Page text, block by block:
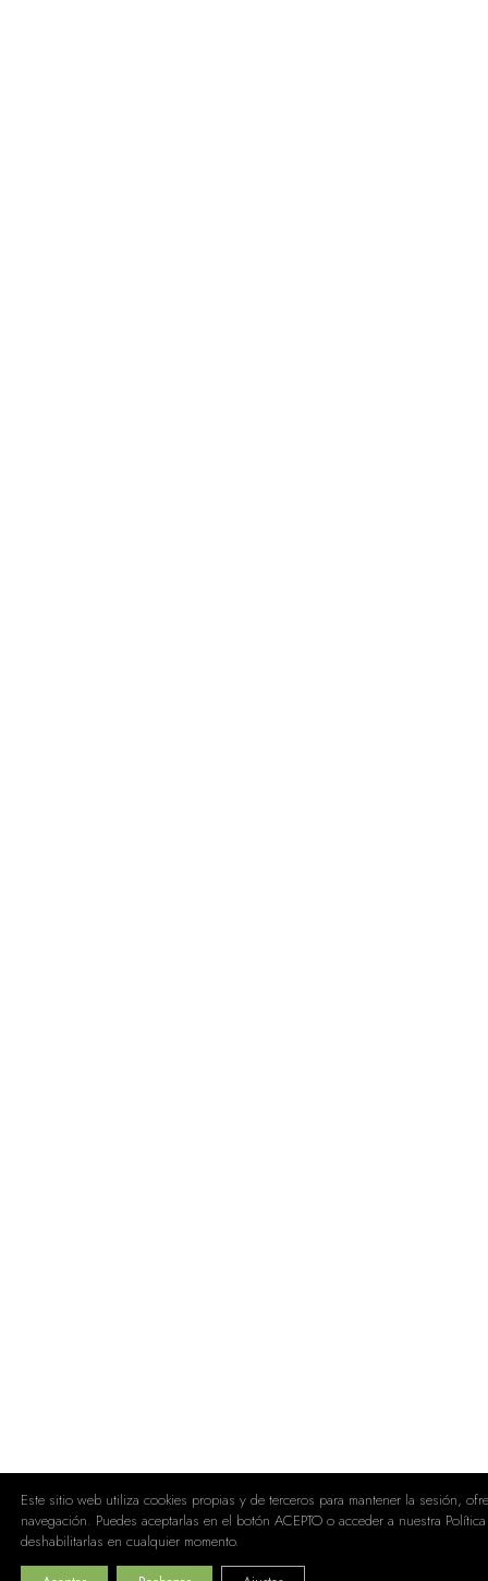
Este sitio web utiliza cookies propias y de terceros para mantener la sesión,
navegación. Puedes aceptarlas en el botón ACEPTO o acceder a nuestra
deshabilitarlas en cualquier momento.